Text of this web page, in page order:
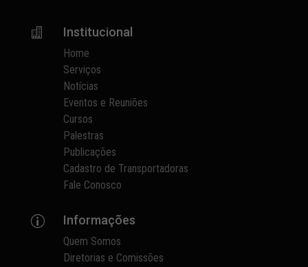
 Institucional
Home
Serviços
Notícias
Eventos e Reuniões
Cursos
Palestras
Publicações
Cadastro de Transportadoras
Fale Conosco
p Informações
Quem Somos
Diretorias e Comissões